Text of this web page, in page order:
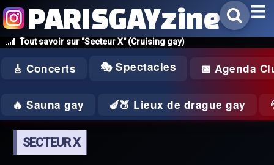
Tout savoir sur "Secteur X" (Cruising gay)
PARISGAYzine
🎸 Concerts 🎭 Spectacles 📅 Agenda
🔥 Sauna gay 🍆🍑 Lieux de drague gay
SECTEUR X